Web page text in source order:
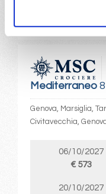
Mediterraneo8
Genova, Marsiglia,
Civitavecchia,
06/10/2027
€ 573
20/10/2027